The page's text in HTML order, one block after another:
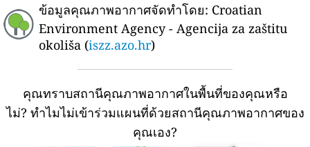
ข้อมูลคุณภาพอากาศจัดทำโดย: Croatian
Environment Agency - Agencija za zaštitu
okoliša (iszz.azo.hr)
คุณทราบสถานีคุณภาพอากาศในพื้นที่ของคุณหรือ
ไม่? ทำไมไม่เข้าร่วมแผนที่ด้วยสถานีคุณภาพอากาศของ
คุณเอง?